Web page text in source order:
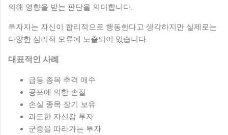
의해 영향을 받는 판단을 의미합니다.
투자자는 자신이 합리적으로 행동한다고 생각하지만 실제로는
다양한 심리적 오류에 노출되어 있습니다.
대표적인 사례
급등 종목 추격 매수
공포에 의한 손절
손실 종목 장기 보유
과도한 자신감 투자
군중을 따라가는 투자